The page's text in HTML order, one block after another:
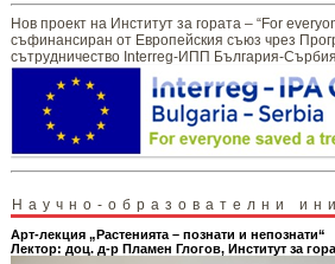
Нов проект на Институт за гората – “For
съфинансиран от Европейския съюз чрез
сътрудничество Interreg-ИПП България-
Научно-образователни
Арт-лекция „Растенията – познати и непознати“
Лектор: доц. д-р Пламен Глогов, Институт за